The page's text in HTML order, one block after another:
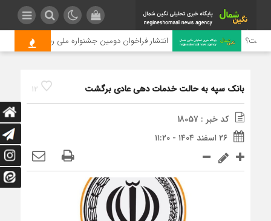
انتشار فراخوان دومین جشنواره ملی رسانه‌ای چای
12 بانک سپه به حالت‌ خدمات دهی عادی برگشت
کد خبر : 18057
۲۶ اسفند ۱۴۰۴ - ۱۱:۲۰